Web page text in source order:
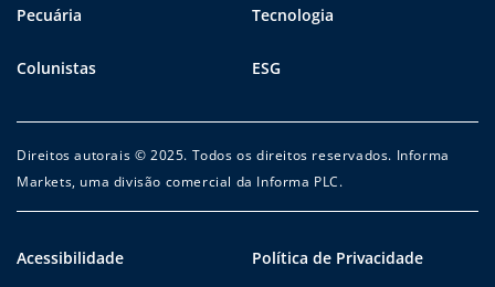
Pecuária Tecnologia
Colunistas ESG
Direitos autorais © 2025. Todos os direitos reservados. Informa
Markets, uma divisão comercial da Informa PLC.
Acessibilidade
Política de Privacidade